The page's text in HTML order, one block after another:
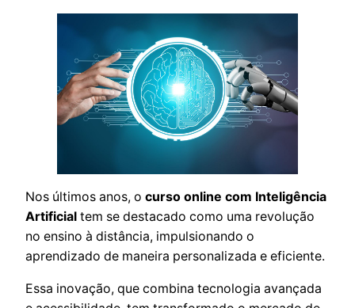
Nos últimos anos, o curso online com Inteligência
Artificial tem se destacado como uma revolução
no ensino à distância, impulsionando o
aprendizado de maneira personalizada e eficiente.
Essa inovação, que combina tecnologia avançada